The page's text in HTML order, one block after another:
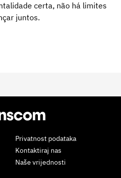
certa, não há limites
juntos.
Privatnost podataka
Kontaktiraj nas
Naše vrijednosti